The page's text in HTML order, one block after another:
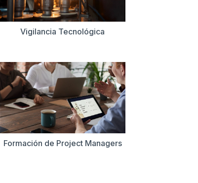
Vigilancia Tecnológica
Formación de Project Managers